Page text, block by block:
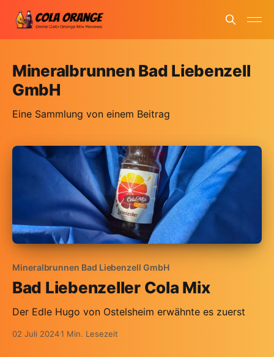
Mineralbrunnen Bad Liebenzell
GmbH
Eine Sammlung von einem Beitrag
Mineralbrunnen Bad Liebenzell GmbH
Bad Liebenzeller Cola Mix
Der Edle Hugo von Ostelsheim erwähnte es zuerst
02 Juli 20241 Min. Lesezeit